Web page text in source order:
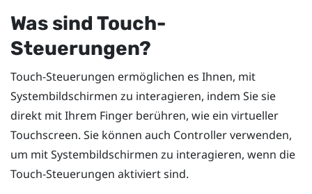
Was sind Touch-
Steuerungen?
Touch-Steuerungen ermöglichen es Ihnen, mit
Systembildschirmen zu interagieren, indem Sie sie
direkt mit Ihrem Finger berühren, wie ein virtueller
Touchscreen. Sie können auch Controller verwenden,
um mit Systembildschirmen zu interagieren, wenn die
Touch-Steuerungen aktiviert sind.